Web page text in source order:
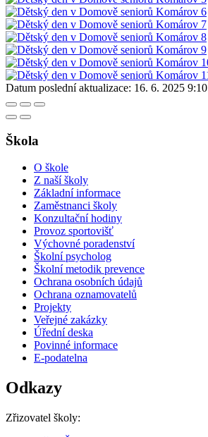
Datum poslední aktualizace: 16. 6. 2025 9:10
Škola
O škole
Z naší školy
Základní informace
Zaměstnanci školy
Konzultační hodiny
Provoz sportovišť
Výchovné poradenství
Školní psycholog
Školní metodik prevence
Ochrana osobních údajů
Ochrana oznamovatelů
Projekty
Veřejné zakázky
Úřední deska
Povinné informace
E-podatelna
Odkazy
Zřizovatel školy: